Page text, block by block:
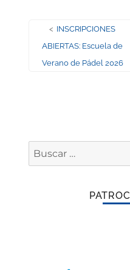
Navegación
de
< Entrada
anterior:
INSCRIPCIONES
ABIERTAS: Escuela de
Verano de Pádel 2026
Buscar
por: